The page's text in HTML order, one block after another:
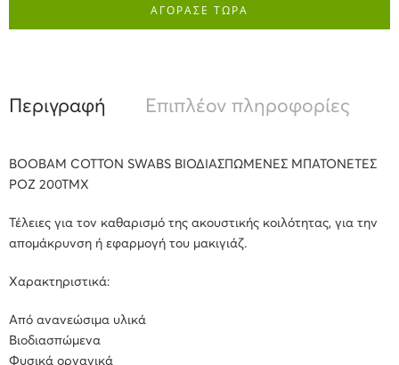
ΑΓΟΡΑΣΕ ΤΩΡΑ
Περιγραφή Επιπλέον πληροφορίες
BOOBAM COTTON SWABS ΒΙΟΔΙΑΣΠΩΜΕΝΕΣ ΜΠΑΤΟΝΕΤΕΣ
ΡΟΖ 200ΤΜΧ
Τέλειες για τον καθαρισμό της ακουστικής κοιλότητας, για την
απομάκρυνση ή εφαρμογή του μακιγιάζ.
Χαρακτηριστικά:
Από ανανεώσιμα υλικά
Βιοδιασπώμενα
Φυσικά οργανικά